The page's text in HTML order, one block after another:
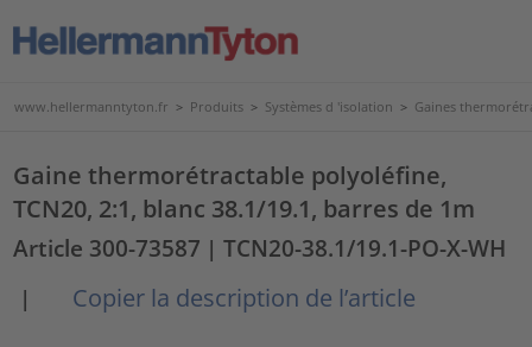
www.hellermanntyton.fr > Produits > Systèmes d 'isolation > Gaines
Gaine thermorétractable polyoléfine,
TCN20, 2:1, blanc 38.1/19.1, barres de 1m
Article 300-73587 | TCN20-38.1/19.1-PO-X-WH
|
Copier la description de l’article